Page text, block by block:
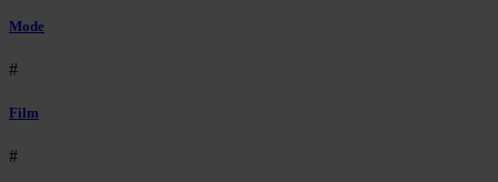
Mode
#
Film
#